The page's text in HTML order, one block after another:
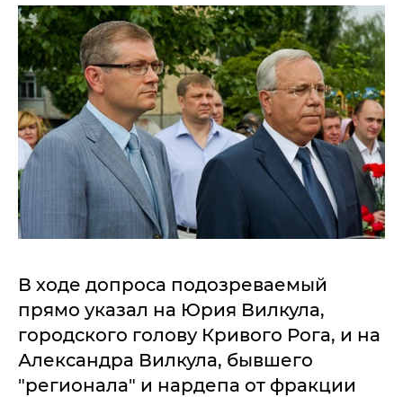
В ходе допроса подозреваемый
прямо указал на Юрия Вилкула,
городского голову Кривого Рога, и на
Александра Вилкула, бывшего
"регионала" и нардепа от фракции